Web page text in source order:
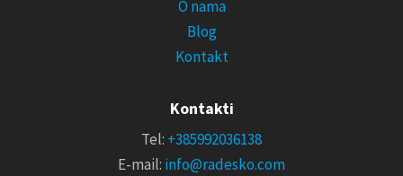
O nama
Blog
Kontakt
Kontakti
Tel: +385992036138
E-mail: info@radesko.com